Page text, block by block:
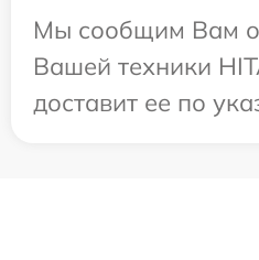
Мы сообщим Вам о
Вашей техники
доставит ее по